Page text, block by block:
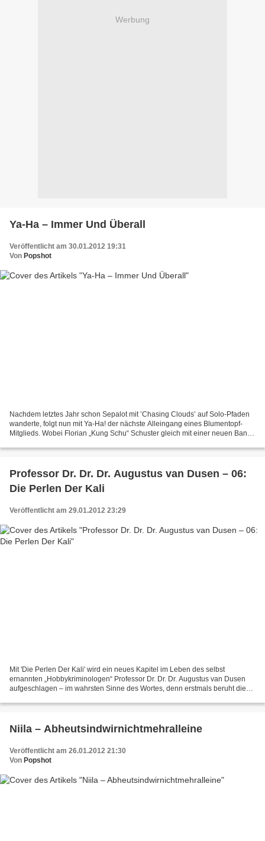
Werbung
Ya-Ha – Immer Und Überall
Veröffentlicht am 30.01.2012 19:31
Von Popshot
Nachdem letztes Jahr schon Sepalot mit ’Chasing Clouds’ auf Solo-Pfaden
wanderte, folgt nun mit Ya-Ha! der nächste Alleingang eines Blumentopf-
Mitglieds. Wobei Florian „Kung Schu“ Schuster gleich mit einer neuen Band
Professor Dr. Dr. Dr. Augustus van Dusen – 06:
Die Perlen Der Kali
Veröffentlicht am 29.01.2012 23:29
Mit 'Die Perlen Der Kali' wird ein neues Kapitel im Leben des selbst
ernannten „Hobbykriminologen“ Professor Dr. Dr. Dr. Augustus van Dusen
aufgeschlagen – im wahrsten Sinne des Wortes, denn erstmals beruht die
Niila – Abheutsindwirnichtmehralleine
Veröffentlicht am 26.01.2012 21:30
Von Popshot